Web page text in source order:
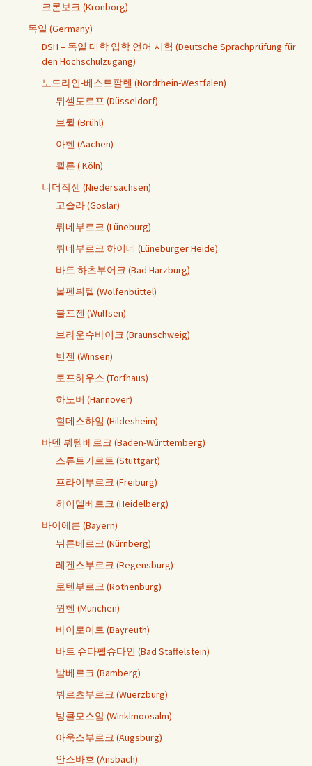
크론보크 (Kronborg)
독일 (Germany)
DSH – 독일 대학 입학 언어 시험 (Deutsche Sprachprüfung für
den Hochschulzugang)
노드라인-베스트팔렌 (Nordrhein-Westfalen)
뒤셀도르프 (Düsseldorf)
브륄 (Brühl)
아헨 (Aachen)
쾰른 ( Köln)
니더작센 (Niedersachsen)
고슬라 (Goslar)
뤼네부르크 (Lüneburg)
뤼네부르크 하이데 (Lüneburger Heide)
바트 하츠부어크 (Bad Harzburg)
볼펜뷔텔 (Wolfenbüttel)
불프젠 (Wulfsen)
브라운슈바이크 (Braunschweig)
빈젠 (Winsen)
토프하우스 (Torfhaus)
하노버 (Hannover)
힐데스하임 (Hildesheim)
바덴 뷔템베르크 (Baden-Württemberg)
스튜트가르트 (Stuttgart)
프라이부르크 (Freiburg)
하이델베르크 (Heidelberg)
바이에른 (Bayern)
뉘른베르크 (Nürnberg)
레겐스부르크 (Regensburg)
로텐부르크 (Rothenburg)
뮌헨 (München)
바이로이트 (Bayreuth)
바트 슈타펠슈타인 (Bad Staffelstein)
밤베르크 (Bamberg)
뷔르츠부르크 (Wuerzburg)
빙클모스암 (Winklmoosalm)
아욱스부르크 (Augsburg)
안스바흐 (Ansbach)